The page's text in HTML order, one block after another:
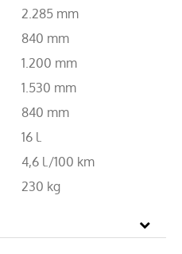
2.285 mm
840 mm
1.200 mm
1.530 mm
840 mm
16 l.
4,6 l./100 km
230 kg